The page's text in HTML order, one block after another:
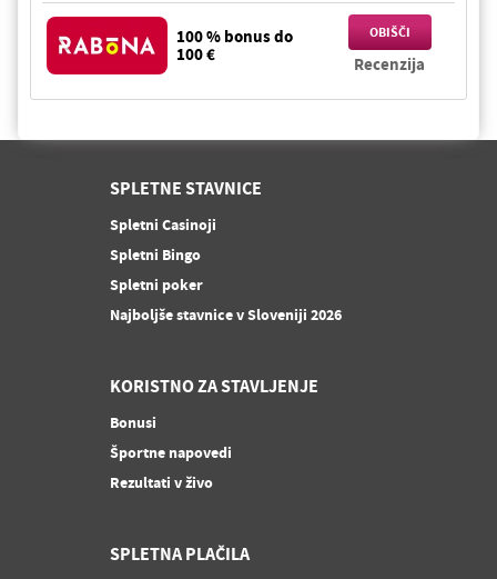
100 % bonus do
100 €
OBIŠČI
Recenzija
SPLETNE STAVNICE
Spletni Casinoji
Spletni Bingo
Spletni poker
Najboljše stavnice v Sloveniji 2026
KORISTNO ZA STAVLJENJE
Bonusi
Športne napovedi
Rezultati v živo
SPLETNA PLAČILA